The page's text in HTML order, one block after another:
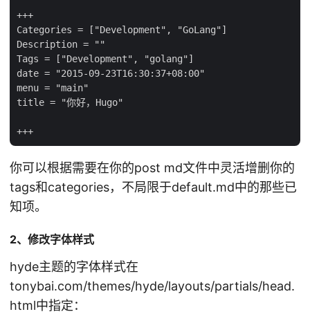
+++
Categories = ["Development", "GoLang"]
Description = ""
Tags = ["Development", "golang"]
date = "2015-09-23T16:30:37+08:00"
menu = "main"
title = "你好，Hugo"
你可以根据需要在你的post md文件中灵活增删你的
tags和categories，不局限于default.md中的那些已
知项。
2、修改字体样式
hyde主题的字体样式在
tonybai.com/themes/hyde/layouts/partials/head.
html中指定：